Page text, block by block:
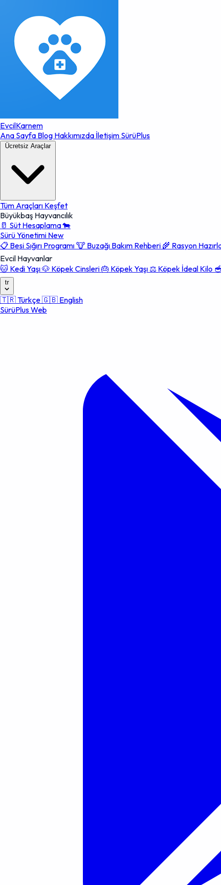
EvcilKarnem
Ana Sayfa Blog Hakkımızda İletişim SürüPlus
Ücretsiz Araçlar
Tüm Araçları Keşfet
Büyükbaş Hayvancılık
🥛 Süt Hesaplama🐄
Sürü Yönetimi New
📋 Besi Sığırı Programı🐮 Buzağı Bakım Rehberi 🌾 Rasyon
Evcil Hayvanlar
🐱 Kedi Yaşı🐶 Köpek Cinsleri🎂 Köpek Yaşı ⚖️ Köpek İdeal Kilo 🥣
tr
🇹🇷Türkçe🇬🇧 English
SürüPlus Web